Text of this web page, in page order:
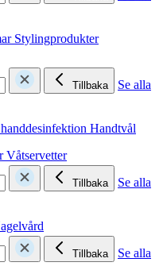
Stylingprodukter
Tillbaka
Se alla
Handtvål
Våtservetter
Tillbaka
Se alla
Tillbaka
Se alla